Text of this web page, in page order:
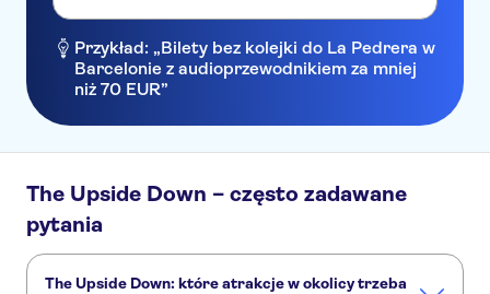
Przykład: „Bilety bez kolejki do La Pedrera w
Barcelonie z audioprzewodnikiem za mniej
niż 70 EUR”
The Upside Down – często zadawane
pytania
The Upside Down: które atrakcje w okolicy trzeba